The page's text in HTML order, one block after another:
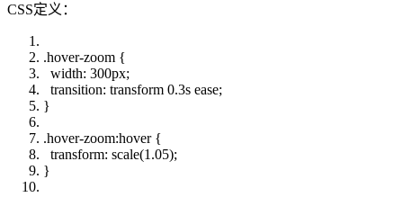
CSS定义：
.hover-zoom {
width: 300px;
transition: transform 0.3s ease;
}
.hover-zoom:hover {
transform: scale(1.05);
}